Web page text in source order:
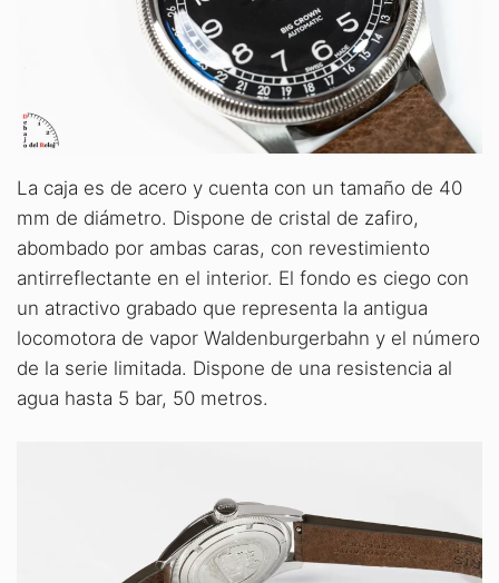
La caja es de acero y cuenta con un tamaño de 40
mm de diámetro. Dispone de cristal de zafiro,
abombado por ambas caras, con revestimiento
antirreflectante en el interior. El fondo es ciego con
un atractivo grabado que representa la antigua
locomotora de vapor Waldenburgerbahn y el número
de la serie limitada. Dispone de una resistencia al
agua hasta 5 bar, 50 metros.